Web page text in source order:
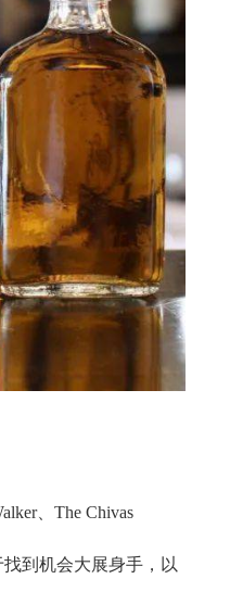
、The Chivas
找到机会大展身手，以